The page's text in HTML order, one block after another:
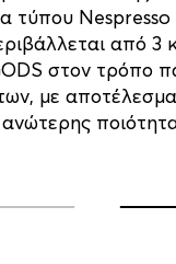
τύπου
από 3
στον τρόπο
με
ανώτερης